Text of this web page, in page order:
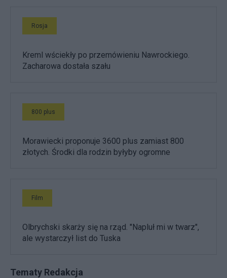
Rosja
Kreml wściekły po przemówieniu Nawrockiego.
Zacharowa dostała szału
800 plus
Morawiecki proponuje 3600 plus zamiast 800
złotych. Środki dla rodzin byłyby ogromne
Film
Olbrychski skarży się na rząd. "Napluł mi w twarz",
ale wystarczył list do Tuska
Tematy Redakcja